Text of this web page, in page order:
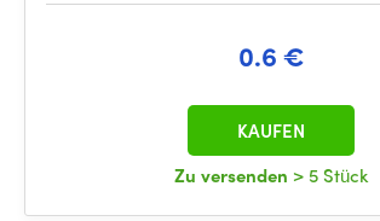
0.6 €
Zu versenden > 5 Stück
KAUFEN